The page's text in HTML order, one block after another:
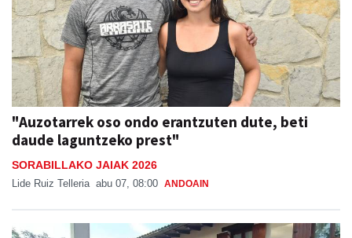
"Auzotarrek oso ondo erantzuten dute, beti
daude laguntzeko prest"
SORABILLAKO JAIAK 2026
Lide Ruiz Telleria abu 07, 08:00 ANDOAIN